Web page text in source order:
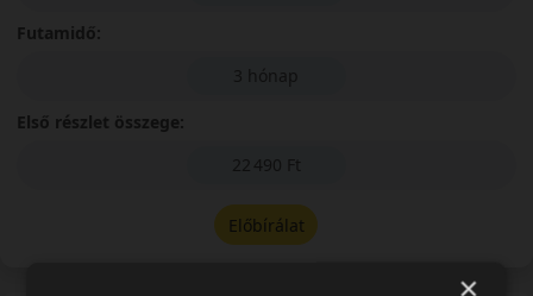
Futamidő:
3 hónap
Első részlet összege:
22 490 Ft
Előbírálat
×